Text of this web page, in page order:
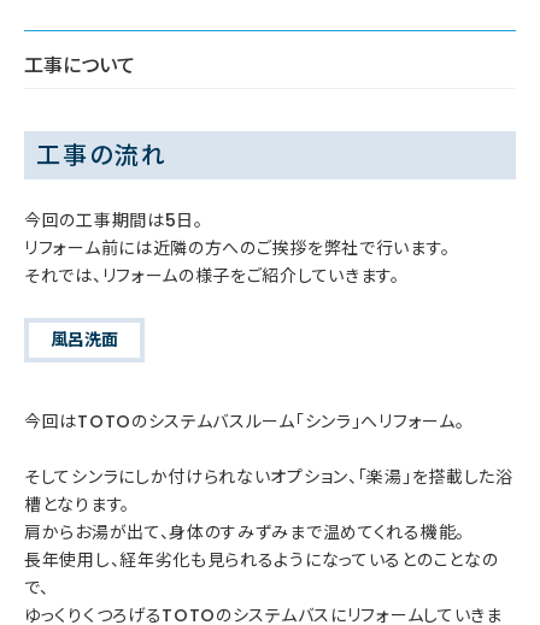
工事について
工事の流れ
今回の工事期間は5日。
リフォーム前には近隣の方へのご挨拶を弊社で行います。
それでは、リフォームの様子をご紹介していきます。
風呂洗面
今回はTOTOのシステムバスルーム「シンラ」へリフォーム。
そしてシンラにしか付けられないオプション、「楽湯」を搭載した浴
槽となります。
肩からお湯が出て、身体のすみずみまで温めてくれる機能。
長年使用し、経年劣化も見られるようになっているとのことなの
で、
ゆっくりくつろげるTOTOのシステムバスにリフォームしていきま